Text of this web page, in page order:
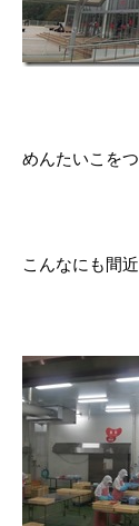
めんたいこを
こんなにも間